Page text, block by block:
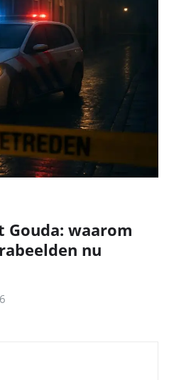
waarom
nu